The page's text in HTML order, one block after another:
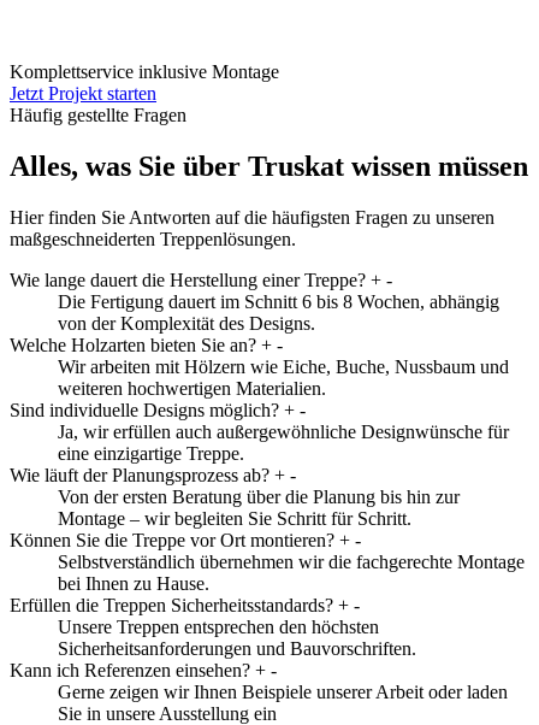
Komplettservice inklusive Montage
Jetzt Projekt starten
Häufig gestellte Fragen
Alles, was Sie über Truskat wissen müssen
Hier finden Sie Antworten auf die häufigsten Fragen zu unseren
maßgeschneiderten Treppenlösungen.
Wie lange dauert die Herstellung einer Treppe? + -
Die Fertigung dauert im Schnitt 6 bis 8 Wochen, abhängig
von der Komplexität des Designs.
Welche Holzarten bieten Sie an? + -
Wir arbeiten mit Hölzern wie Eiche, Buche, Nussbaum und
weiteren hochwertigen Materialien.
Sind individuelle Designs möglich? + -
Ja, wir erfüllen auch außergewöhnliche Designwünsche für
eine einzigartige Treppe.
Wie läuft der Planungsprozess ab? + -
Von der ersten Beratung über die Planung bis hin zur
Montage – wir begleiten Sie Schritt für Schritt.
Können Sie die Treppe vor Ort montieren? + -
Selbstverständlich übernehmen wir die fachgerechte Montage
bei Ihnen zu Hause.
Erfüllen die Treppen Sicherheitsstandards? + -
Unsere Treppen entsprechen den höchsten
Sicherheitsanforderungen und Bauvorschriften.
Kann ich Referenzen einsehen? + -
Gerne zeigen wir Ihnen Beispiele unserer Arbeit oder laden
Sie in unsere Ausstellung ein